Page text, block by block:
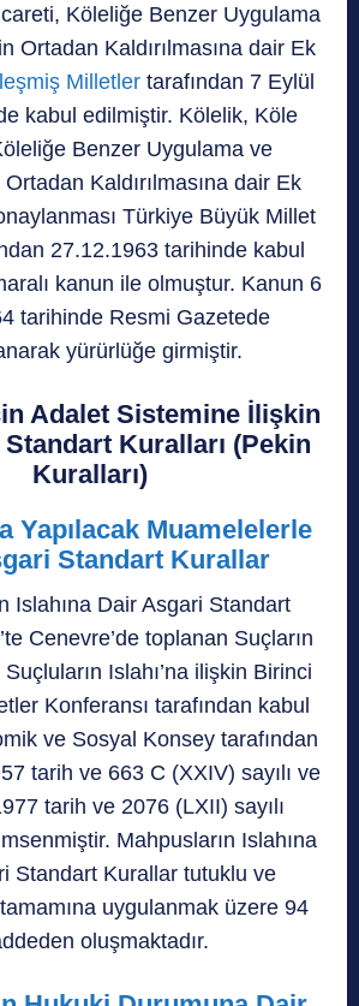
Köleliğe Benzer Uygulama
Ortadan Kaldırılmasına dair Ek
Milletler tarafından 7 Eylül
kabul edilmiştir. Kölelik, Köle
Benzer Uygulama ve
Kaldırılmasına dair Ek
Türkiye Büyük Millet
27.12.1963 tarihinde kabul
kanun ile olmuştur. Kanun 6
tarihinde Resmi Gazetede
yürürlüğe girmiştir.
Adalet Sistemine İlişkin
Kuralları (Pekin
Kuralları)
Yapılacak Muamelelerle
Standart Kurallar
Islahına Dair Asgari Standart
Cenevre’de toplanan Suçların
Islahı’na ilişkin Birinci
Konferansı tarafından kabul
ve Sosyal Konsey tarafından
tarih ve 663 C (XXIV) sayılı ve
tarih ve 2076 (LXII) sayılı
Mahpusların Islahına
Standart Kurallar tutuklu ve
uygulanmak üzere 94
oluşmaktadır.